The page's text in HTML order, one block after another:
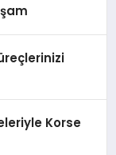
Korse